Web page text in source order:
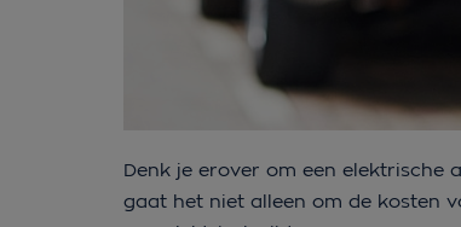
Denk je erover om een elektrische
gaat het niet alleen om de kosten